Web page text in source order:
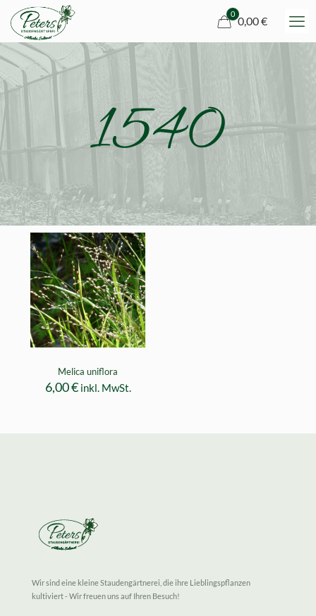
0
0,00 €
1540
Melica uniflora
6,00€ inkl. MwSt.
Wir sind eine kleine Staudengärtnerei, die ihre Lieblingspflanzen
kultiviert - Wir freuen uns auf Ihren Besuch!